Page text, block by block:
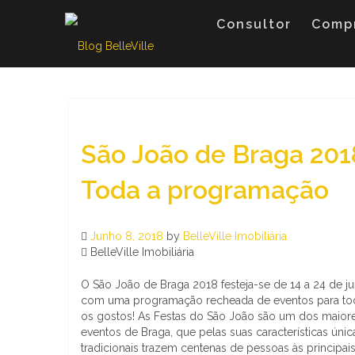
Consultor
São João de Braga
Toda a programação
Junho 8, 2018 by BelleVille Imobiliária
BelleVille Imobiliária
O São João de Braga 2018 festeja-se de 14 a 24 de
com uma programação recheada de eventos para
os gostos! As Festas do São João são um dos
eventos de Braga, que pelas suas características
tradicionais trazem centenas de pessoas às